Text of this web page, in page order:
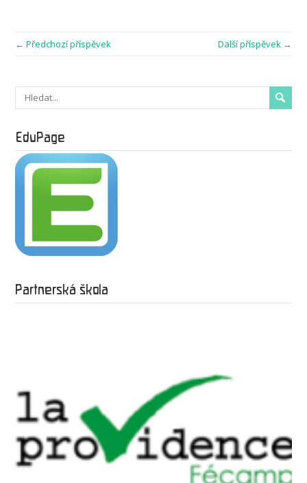
← Předchozí příspěvek Další příspěvek →
EduPage
Partnerská škola